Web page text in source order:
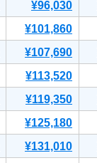
¥96,030
¥101,860
¥107,690
¥113,520
¥119,350
¥125,180
¥131,010